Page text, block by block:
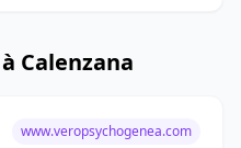
Calenzana
www.veropsychogenea.com